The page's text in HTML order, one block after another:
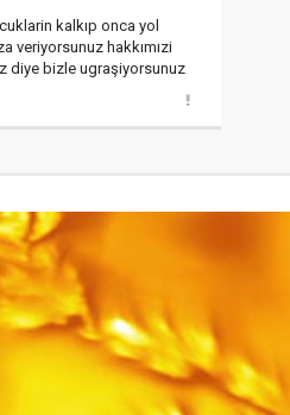
kalkıp onca yol
veriyorsunuz hakkımızi
diye bizle ugraşiyorsunuz